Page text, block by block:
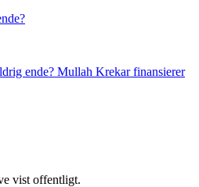
ende? Mullah Krekar finansierer
vist offentligt.